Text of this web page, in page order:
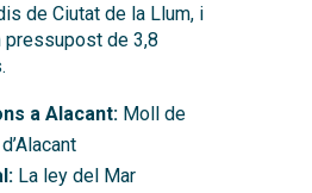
de Ciutat de la Llum, i
pressupost de 3,8
a Alacant:Moll de
La ley del Mar